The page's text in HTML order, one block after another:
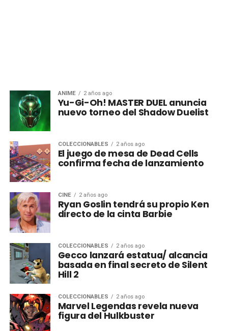
ANIME 2 años ago
Yu-Gi-Oh! MASTER DUEL anuncia
nuevo torneo del Shadow Duelist
COLECCIONABLES 2 años ago
El juego de mesa de Dead Cells
confirma fecha de lanzamiento
CINE 2 años ago
Ryan Goslin tendrá su propio Ken
directo de la cinta Barbie
COLECCIONABLES 2 años ago
Gecco lanzará estatua/ alcancia
basada en final secreto de Silent
Hill 2
COLECCIONABLES 2 años ago
Marvel Legendas revela nueva
figura del Hulkbuster